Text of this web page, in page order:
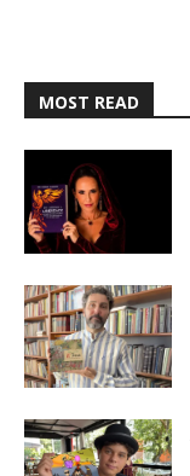
MOST READ